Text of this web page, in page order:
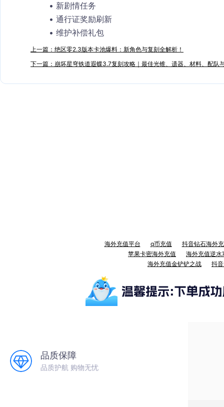
新剧情任务
通行证奖励刷新
维护补偿礼包
上一篇：绝区零2.3版本卡池爆料：新角色与复刻全解析！
下一篇：崩坏星穹铁道遐蝶3.7复刻攻略｜最佳光锥、遗器、材料、配队
海外充值平台 q币充值
抖音钻石海外
苹果卡密海外充值
海外充值逆水
海外充值金铲铲之战
抖
品质保障
品质护航 购物无忧